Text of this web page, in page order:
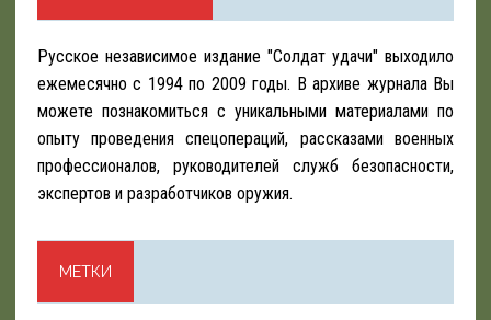
Русское независимое издание "Солдат удачи" выходило
ежемесячно с 1994 по 2009 годы. В архиве журнала Вы
можете познакомиться с уникальными материалами по
опыту проведения спецопераций, рассказами военных
профессионалов, руководителей служб безопасности,
экспертов и разработчиков оружия.
МЕТКИ